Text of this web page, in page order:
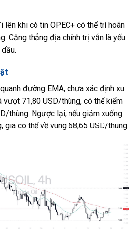
lên khi có tin OPEC+ có thể trì hoãn
Căng thẳng địa chính trị vẫn là yếu
đường EMA, chưa xác định xu
vượt 71,80 USD/thùng, có thể kiểm
thùng. Ngược lại, nếu giảm xuống
giá có thể về vùng 68,65 USD/thùng.